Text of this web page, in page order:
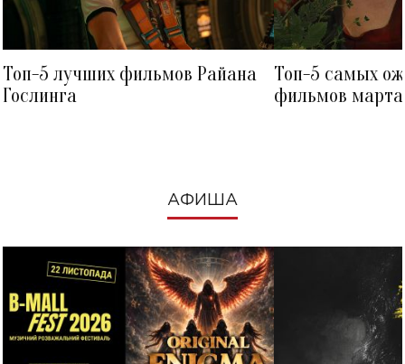
Топ-5 лучших фильмов Райана
Гослинга
Топ-5 самых
фильмов
АФИША